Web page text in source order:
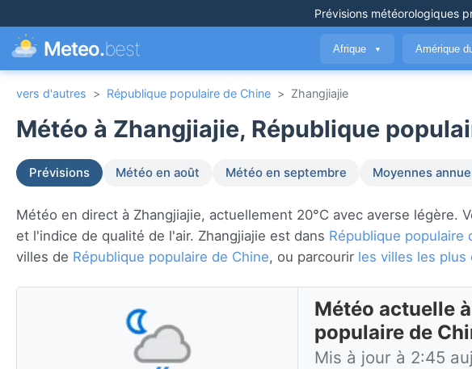
Prévisions météorologiques
Meteo.best Afrique ▼ Amérique
vers d'autres > République populaire de Chine > Zhangjiajie
Météo à Zhangjiajie, République
Prévisions Météo en août Météo en septembre Moyennes
Météo en direct à Zhangjiajie, actuellement 20°C avec averse légère.
et l'indice de qualité de l'air. Zhangjiajie est dans République populaire
villes de République populaire de Chine, ou parcourir les villes les plus
Météo actuelle
populaire de
Mis à jour à 2:45